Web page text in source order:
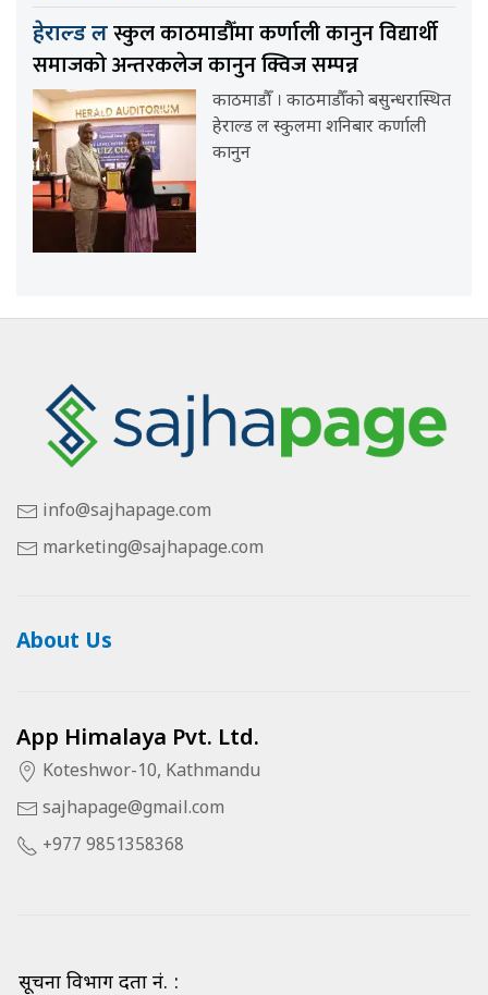
हेराल्ड लस्कुल काठमाडौँमा कर्णाली कानुन विद्यार्थी
समाजको अन्तरकलेज कानुन क्विज सम्पन्न
काठमाडौँ । काठमाडौँको बसुन्धरास्थित
हेराल्ड ल स्कुलमा शनिबार कर्णाली
कानुन
info@sajhapage.com
marketing@sajhapage.com
About Us
App Himalaya Pvt. Ltd.
Koteshwor-10, Kathmandu
sajhapage@gmail.com
+977 9851358368
सूचना विभाग दर्ता नं. :